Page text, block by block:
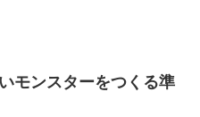
モンスターをつくる準